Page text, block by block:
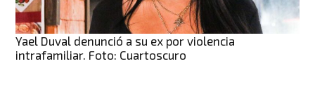
Yael Duval denunció a su ex por violencia
intrafamiliar. Foto: Cuartoscuro